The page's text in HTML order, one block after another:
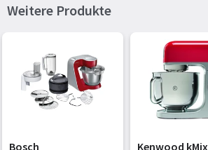
Gehäusematerial
Edelstahl
Material Edelstahl
Messbecher für Mixer Glas
Weitere Produkte
Bosch
Kenwood kMix